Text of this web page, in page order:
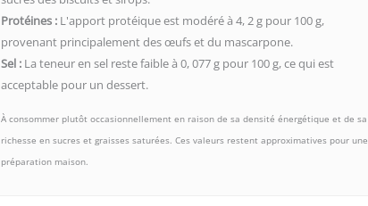
Protéines : L'apport protéique est modéré à 4, 2 g pour 100 g,
provenant principalement des œufs et du mascarpone.
Sel : La teneur en sel reste faible à 0, 077 g pour 100 g, ce qui est
acceptable pour un dessert.
À consommer plutôt occasionnellement en raison de sa densité énergétique et de sa
richesse en sucres et graisses saturées. Ces valeurs restent approximatives pour une
préparation maison.